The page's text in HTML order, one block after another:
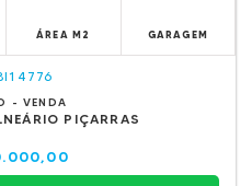
ÁREA M2 GARAGEM
- VENDA
PIÇARRAS